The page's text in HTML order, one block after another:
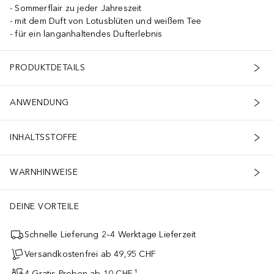
Sommerflair zu jeder Jahreszeit
mit dem Duft von Lotusblüten und weißem Tee
für ein langanhaltendes Dufterlebnis
PRODUKTDETAILS
ANWENDUNG
INHALTSSTOFFE
WARNHINWEISE
DEINE VORTEILE
Schnelle Lieferung 2–4 Werktage Lieferzeit
Versandkostenfrei ab 49,95 CHF